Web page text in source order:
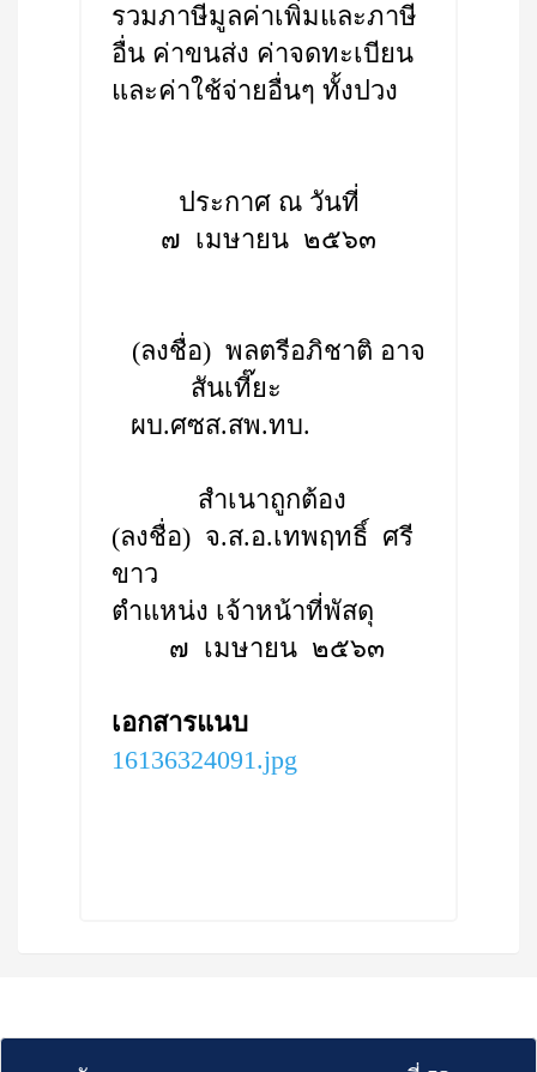
รวมภาษีมูลค่าเพิ่มและภาษี
อื่น ค่าขนส่ง ค่าจดทะเบียน
และค่าใช้จ่ายอื่นๆ ทั้งปวง
ประกาศ ณ วันที่
๗ เมษายน ๒๕๖๓
(ลงชื่อ) พลตรีอภิชาติ อาจ
สันเที๊ยะ
ผบ.ศซส.สพ.ทบ.
สำเนาถูกต้อง
(ลงชื่อ) จ.ส.อ.เทพฤทธิ์ ศรี
ขาว
ตำแหน่ง เจ้าหน้าที่พัสดุ
๗ เมษายน ๒๕๖๓
เอกสารแนบ
16136324091.jpg